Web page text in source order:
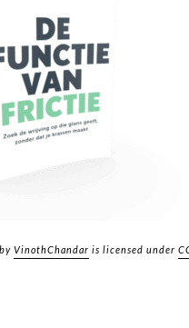
by VinothChandar is licensed under